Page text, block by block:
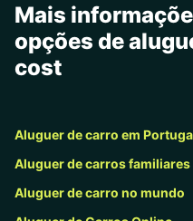
Mais
opções de
cost
Aluguer de carro em
Aluguer de carros familiares
Aluguer de carro no mundo